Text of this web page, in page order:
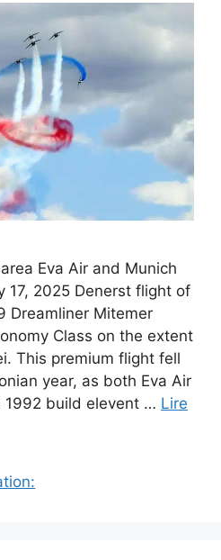
Eva Air and Munich
17, 2025 Denerst flight of
Dreamliner Mitemer
Class on the extent
This premium flight fell
year, as both Eva Air
1992 build elevent … Lire